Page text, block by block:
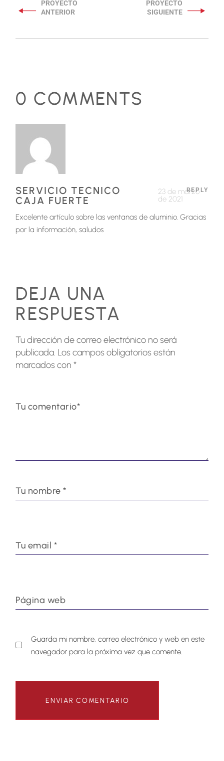
0 COMMENTS
SERVICIO TECNICO
CAJA FUERTE
23 de marzo
de 2021
Excelente artículo sobre las ventanas de aluminio. Gracias
por la información, saludos
REPLY
DEJA UNA
RESPUESTA
Tu dirección de correo electrónico no será
publicada. Los campos obligatorios están
marcados con*
Guarda mi nombre, correo electrónico y web en este
navegador para la próxima vez que comente.